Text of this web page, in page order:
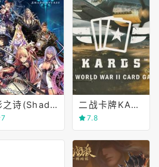
影之诗(Shadowverse)
7
二战卡牌KARDS(The WWII Card Game)
7.8